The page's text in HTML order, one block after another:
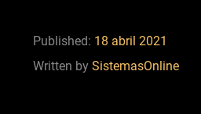
Published: 18 abril 2021
Written by SistemasOnline